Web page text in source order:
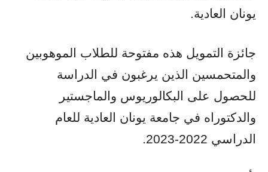
يونان العادية.
جائزة التمويل هذه مفتوحة للطلاب الموهوبين
والمتحمسين الذين يرغبون في الدراسة
للحصول على البكالوريوس والماجستير
والدكتوراه في جامعة يونان العادية للعام
الدراسي 2022-2023.